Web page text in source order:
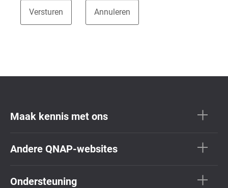
Maak kennis met ons
Andere QNAP-websites
Ondersteuning